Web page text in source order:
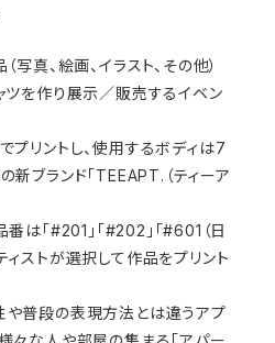
真、絵画、イラスト、その他）
ツを作り展示／販売するイベン
プリントし、使用するボディは7
ブランド「TEEAPT.（ティーア
は「#201」「#202」「#601（日
ィストが選択して作品をプリント
や普段の表現方法とは違うアプ